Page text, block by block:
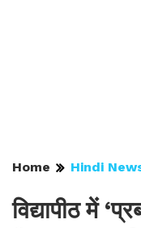
Home Hindi
विद्यापीठ में